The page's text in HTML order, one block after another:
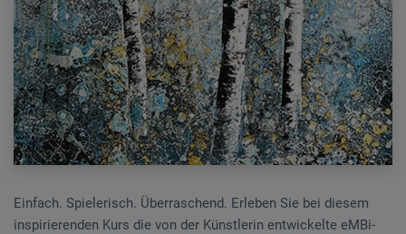
Einfach. Spielerisch. Überraschend. Erleben Sie bei diesem
inspirierenden Kurs die von der Künstlerin entwickelte eMBi-